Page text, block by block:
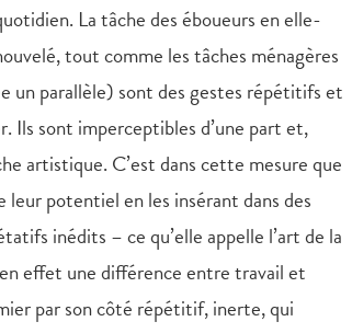
La tâche des éboueurs en elle-
tout comme les tâches ménagères
un parallèle) sont des gestes répétitifs et
Ils sont imperceptibles d’une part et,
artistique. C’est dans cette mesure que
potentiel en les insérant dans des
inédits – ce qu’elle appelle l’art de la
effet une différence entre travail et
par son côté répétitif, inerte, qui